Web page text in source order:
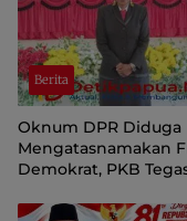
Berita
Oknum DPR Diduga
Mengatasnamakan
Demokrat, PKB
Papua Pegunungan